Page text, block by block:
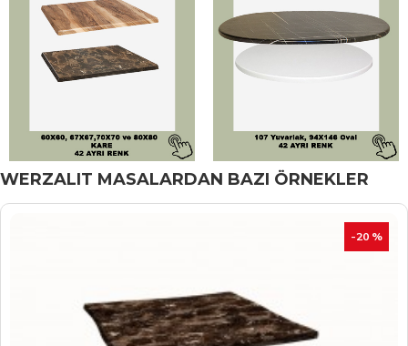
WERZALIT MASALARDAN BAZI ÖRNEKLER
İNDIRIM